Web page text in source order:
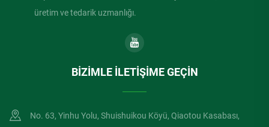
üretim ve tedarik uzmanlığı.
BIZIMLE İLETIŞIME GEÇIN
No. 63, Yinhu Yolu, Shuishuikou Köyü, Qiaotou Kasabası,